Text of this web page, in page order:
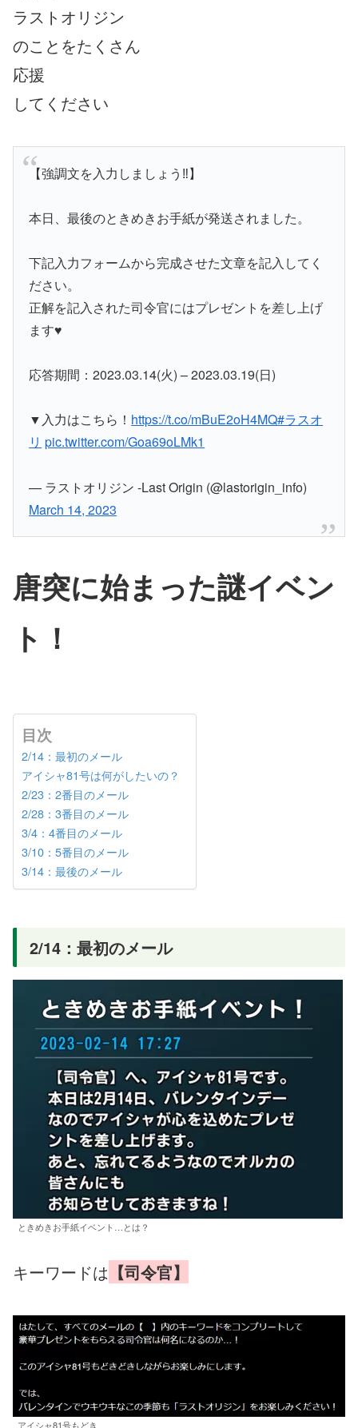
ラストオリジン
のことをたくさん
応援
してください
【強調文を入力しましょう‼】
本日、最後のときめきお手紙が発送されました。
下記入力フォームから完成させた文章を記入してく
ださい。
正解を記入された司令官にはプレゼントを差し上げ
ます♥
応答期間：2023.03.14(火) – 2023.03.19(日)
▼入力はこちら！ https://t.co/mBuE2oH4MQ#ラスオ
リ pic.twitter.com/Goa69oLMk1
— ラストオリジン -Last Origin (@lastorigin_info)
March 14, 2023
唐突に始まった謎イベン
ト！
目次
2/14：最初のメール
アイシャ81号は何がしたいの？
2/23：2番目のメール
2/28：3番目のメール
3/4：4番目のメール
3/10：5番目のメール
3/14：最後のメール
2/14：最初のメール
ときめきお手紙イベント…とは？
キーワードは 【司令官】
アイシャ81号もどき